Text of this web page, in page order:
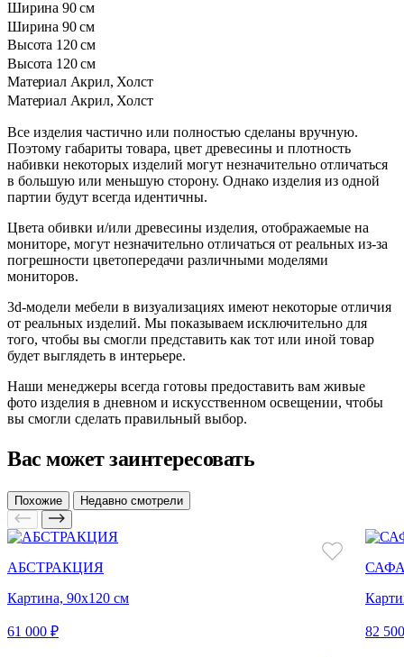
Ширина 90 см
Ширина 90 см
Высота 120 см
Высота 120 см
Материал Акрил, Холст
Материал Акрил, Холст
Все изделия частично или полностью сделаны вручную.
Поэтому габариты товара, цвет древесины и плотность
набивки некоторых изделий могут незначительно отличаться
в большую или меньшую сторону. Однако изделия из одной
партии будут всегда идентичны.
Цвета обивки и/или древесины изделия, отображаемые на
мониторе, могут незначительно отличаться от реальных из-за
погрешности цветопередачи различными моделями
мониторов.
3d-модели мебели в визуализациях имеют некоторые отличия
от реальных изделий. Мы показываем исключительно для
того, чтобы вы смогли представить как тот или иной товар
будет выглядеть в интерьере.
Наши менеджеры всегда готовы предоставить вам живые
фото изделия в дневном и искусственном освещении, чтобы
вы смогли сделать правильный выбор.
Вас может заинтересовать
Похожие Недавно смотрели
АБСТРАКЦИЯ
Картина, 90х120 см
61 000 ₽ 82